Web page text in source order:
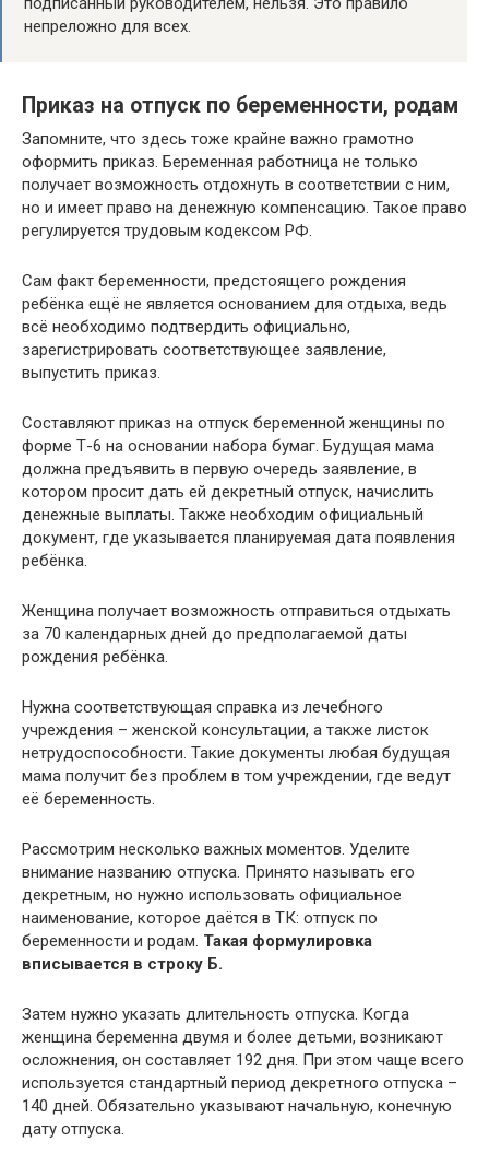
непреложно для всех.
Приказ на отпуск по беременности, родам
Запомните, что здесь тоже крайне важно грамотно
оформить приказ. Беременная работница не только
получает возможность отдохнуть в соответствии с ним,
но и имеет право на денежную компенсацию. Такое право
регулируется трудовым кодексом РФ.
Сам факт беременности, предстоящего рождения
ребёнка ещё не является основанием для отдыха, ведь
всё необходимо подтвердить официально,
зарегистрировать соответствующее заявление,
выпустить приказ.
Составляют приказ на отпуск беременной женщины по
форме Т-6 на основании набора бумаг. Будущая мама
должна предъявить в первую очередь заявление, в
котором просит дать ей декретный отпуск, начислить
денежные выплаты. Также необходим официальный
документ, где указывается планируемая дата появления
ребёнка.
Женщина получает возможность отправиться отдыхать
за 70 календарных дней до предполагаемой даты
рождения ребёнка.
Нужна соответствующая справка из лечебного
учреждения – женской консультации, а также листок
нетрудоспособности. Такие документы любая будущая
мама получит без проблем в том учреждении, где ведут
её беременность.
Рассмотрим несколько важных моментов. Уделите
внимание названию отпуска. Принято называть его
декретным, но нужно использовать официальное
наименование, которое даётся в ТК: отпуск по
беременности и родам. Такая формулировка
вписывается в строку Б.
Затем нужно указать длительность отпуска. Когда
женщина беременна двумя и более детьми, возникают
осложнения, он составляет 192 дня. При этом чаще всего
используется стандартный период декретного отпуска –
140 дней. Обязательно указывают начальную, конечную
дату отпуска.